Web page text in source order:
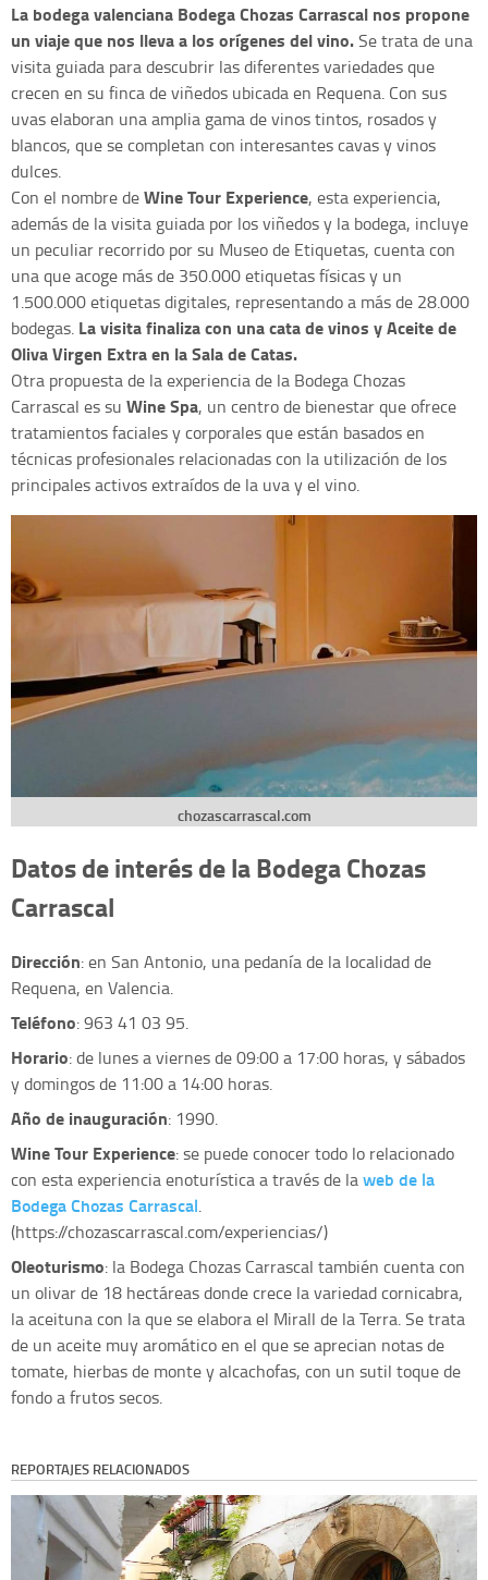
La bodega valenciana Bodega Chozas Carrascal nos propone
un viaje que nos lleva a los orígenes del vino.Se trata de una
visita guiada para descubrir las diferentes variedades que
crecen en su finca de viñedos ubicada en Requena. Con sus
uvas elaboran una amplia gama de vinos tintos, rosados y
blancos, que se completan con interesantes cavas y vinos
dulces.
Con el nombre deWine Tour Experience, esta experiencia,
además de la visita guiada por los viñedos y la bodega, incluye
un peculiar recorrido por su Museo de Etiquetas, cuenta con
una que acoge más de 350.000 etiquetas físicas y un
1.500.000 etiquetas digitales, representando a más de 28.000
bodegas. La visita finaliza con una cata de vinos y Aceite de
Oliva Virgen Extra en la Sala de Catas.
Otra propuesta de la experiencia de la Bodega Chozas
Carrascal es su Wine Spa, un centro de bienestar que ofrece
tratamientos faciales y corporales que están basados en
técnicas profesionales relacionadas con la utilización de los
principales activos extraídos de la uva y el vino.
chozascarrascal.com
Datos de interés de la Bodega Chozas
Carrascal
Dirección: en San Antonio, una pedanía de la localidad de
Requena, en Valencia.
Teléfono: 963 41 03 95.
Horario: de lunes a viernes de 09:00 a 17:00 horas, y sábados
y domingos de 11:00 a 14:00 horas.
Año de inauguración: 1990.
Wine Tour Experience: se puede conocer todo lo relacionado
con esta experiencia enoturística a través de laweb de la
Bodega Chozas Carrascal.
(https://chozascarrascal.com/experiencias/)
Oleoturismo: la Bodega Chozas Carrascal también cuenta con
un olivar de 18 hectáreas donde crece la variedad cornicabra,
la aceituna con la que se elabora el Mirall de la Terra. Se trata
de un aceite muy aromático en el que se aprecian notas de
tomate, hierbas de monte y alcachofas, con un sutil toque de
fondo a frutos secos.
REPORTAJES RELACIONADOS